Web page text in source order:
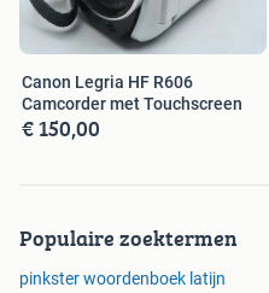
Canon Legria HF R606
Camcorder met Touchscreen
€ 150,00
Populaire zoektermen
pinkster woordenboek latijn